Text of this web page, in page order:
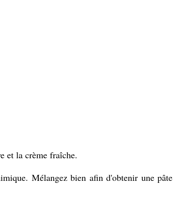
et la crème fraîche.
Mélangez bien afin d'obtenir une pâte